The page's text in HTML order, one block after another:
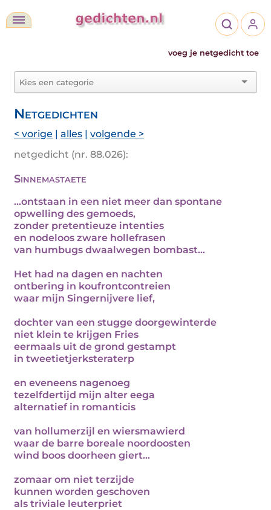
voeg je netgedicht toe
Netgedichten
< vorige | alles | volgende >
netgedicht (nr. 88.026):
Sinnemastaete
...ontstaan in een niet meer dan spontane
opwelling des gemoeds,
zonder pretentieuze intenties
en nodeloos zware hollefrasen
van humbugs dwaalwegen bombast...
Het had na dagen en nachten
ontbering in koufrontcontreien
waar mijn Singernijvere lief,
dochter van een stugge doorgewinterde
niet klein te krijgen Fries
eermaals uit de grond gestampt
in tweetietjerksteraterp
en eveneens nagenoeg
tezelfdertijd mijn alter eega
alternatief in romanticis
van hollumerzijl en wiersmawierd
waar de barre boreale noordoosten
wind boos doorheen giert...
zomaar om niet terzijde
kunnen worden geschoven
als triviale leuterpriet